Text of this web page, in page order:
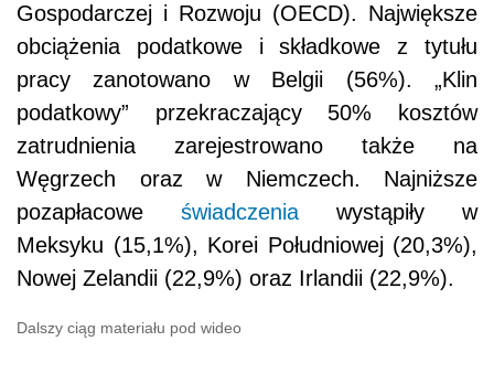
Gospodarczej i Rozwoju (OECD). Największe
obciążenia podatkowe i składkowe z tytułu
pracy zanotowano w Belgii (56%). „Klin
podatkowy” przekraczający 50% kosztów
zatrudnienia zarejestrowano także na
Węgrzech oraz w Niemczech. Najniższe
pozapłacowe świadczenia wystąpiły w
Meksyku (15,1%), Korei Południowej (20,3%),
Nowej Zelandii (22,9%) oraz Irlandii (22,9%).
Dalszy ciąg materiału pod wideo